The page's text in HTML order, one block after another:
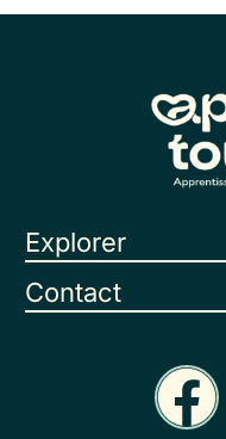
Explorer
Contact